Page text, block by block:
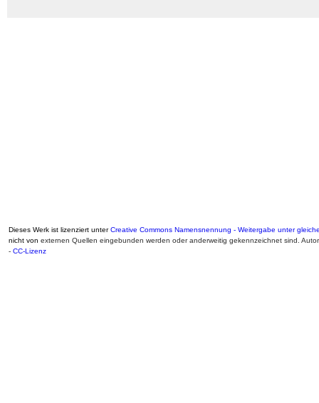
Dieses Werk ist lizenziert unterCreative Commons Namensnennung - Weitergabe unter
nicht von externen Quellen eingebunden werden oder anderweitig gekennzeichnet sind.
- CC-Lizenz